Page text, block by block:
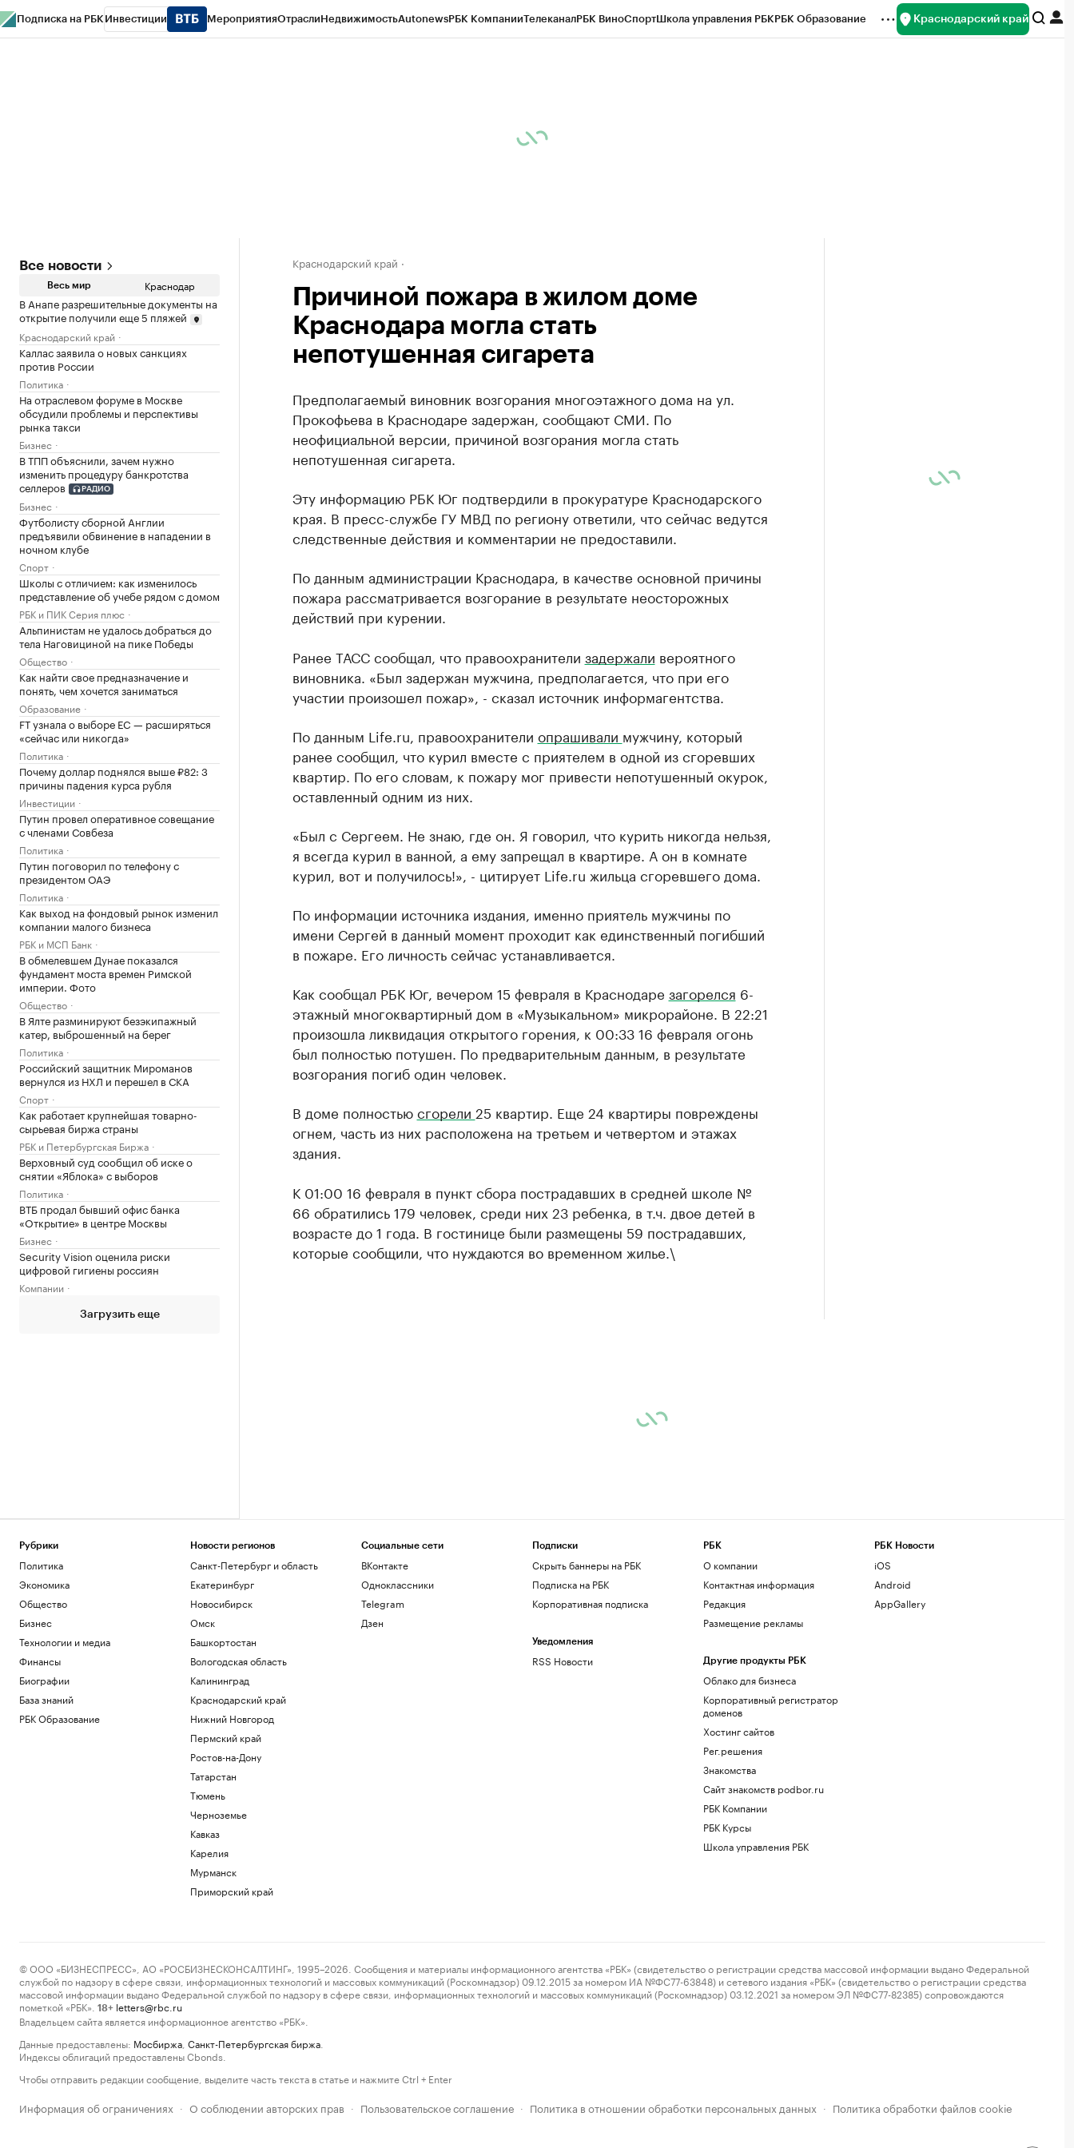
Подписка на РБК Инвестиции МероприятияОтраслиНедвижимостьAutonewsРБК КомпанииТелеканалРБК ВиноСпортШкола управления РБКРБК Образование Краснодарский край
Все новости
Весь мир Краснодар
В Анапе разрешительные документы на
открытие получили еще 5 пляжей
Краснодарский край
Каллас заявила о новых санкциях
против России
Политика
На отраслевом форуме в Москве
обсудили проблемы и перспективы
рынка такси
Бизнес
В ТПП объяснили, зачем нужно
изменить процедуру банкротства
селлеров
РАДИО
Бизнес
Футболисту сборной Англии
предъявили обвинение в нападении в
ночном клубе
Спорт
Школы с отличием: как изменилось
представление об учебе рядом с домом
РБК и ПИК Серия плюс
Альпинистам не удалось добраться до
тела Наговициной на пике Победы
Общество
Как найти свое предназначение и
понять, чем хочется заниматься
Образование
FT узнала о выборе ЕС — расширяться
«сейчас или никогда»
Политика
Почему доллар поднялся выше ₽82: 3
причины падения курса рубля
Инвестиции
Путин провел оперативное совещание
с членами Совбеза
Политика
Путин поговорил по телефону с
президентом ОАЭ
Политика
Как выход на фондовый рынок изменил
компании малого бизнеса
РБК и МСП Банк
В обмелевшем Дунае показался
фундамент моста времен Римской
империи. Фото
Общество
В Ялте разминируют безэкипажный
катер, выброшенный на берег
Политика
Российский защитник Мироманов
вернулся из НХЛ и перешел в СКА
Спорт
Как работает крупнейшая товарно-
сырьевая биржа страны
РБК и Петербургская Биржа
Верховный суд сообщил об иске о
снятии «Яблока» с выборов
Политика
ВТБ продал бывший офис банка
«Открытие» в центре Москвы
Бизнес
Security Vision оценила риски
цифровой гигиены россиян
Компании
Загрузить еще
Краснодарский край
Причиной пожара в жилом доме
Краснодара могла стать
непотушенная сигарета
Предполагаемый виновник возгорания многоэтажного дома на ул.
Прокофьева в Краснодаре задержан, сообщают СМИ. По
неофициальной версии, причиной возгорания могла стать
непотушенная сигарета.
Эту информацию РБК Юг подтвердили в прокуратуре Краснодарского
края. В пресс-службе ГУ МВД по региону ответили, что сейчас ведутся
следственные действия и комментарии не предоставили.
По данным администрации Краснодара, в качестве основной причины
пожара рассматривается возгорание в результате неосторожных
действий при курении.
Ранее ТАСС сообщал, что правоохранители задержали вероятного
виновника. «Был задержан мужчина, предполагается, что при его
участии произошел пожар», - сказал источник информагентства.
По данным Life.ru, правоохранители опрашивали мужчину, который
ранее сообщил, что курил вместе с приятелем в одной из сгоревших
квартир. По его словам, к пожару мог привести непотушенный окурок,
оставленный одним из них.
«Был с Сергеем. Не знаю, где он. Я говорил, что курить никогда нельзя,
я всегда курил в ванной, а ему запрещал в квартире. А он в комнате
курил, вот и получилось!», - цитирует Life.ru жильца сгоревшего дома.
По информации источника издания, именно приятель мужчины по
имени Сергей в данный момент проходит как единственный погибший
в пожаре. Его личность сейчас устанавливается.
Как сообщал РБК Юг, вечером 15 февраля в Краснодаре загорелся 6-
этажный многоквартирный дом в «Музыкальном» микрорайоне. В 22:21
произошла ликвидация открытого горения, к 00:33 16 февраля огонь
был полностью потушен. По предварительным данным, в результате
возгорания погиб один человек.
В доме полностьюсгорели 25 квартир. Еще 24 квартиры повреждены
огнем, часть из них расположена на третьем и четвертом и этажах
здания.
К 01:00 16 февраля в пункт сбора пострадавших в средней школе №
66 обратились 179 человек, среди них 23 ребенка, в т.ч. двое детей в
возрасте до 1 года. В гостинице были размещены 59 пострадавших,
которые сообщили, что нуждаются во временном жилье.\
Рубрики
Политика
Экономика
Общество
Бизнес
Технологии и медиа
Финансы
Биографии
База знаний
РБК Образование
Новости регионов
Санкт-Петербург и область
Екатеринбург
Новосибирск
Омск
Башкортостан
Вологодская область
Калининград
Краснодарский край
Нижний Новгород
Пермский край
Ростов-на-Дону
Татарстан
Тюмень
Черноземье
Кавказ
Карелия
Мурманск
Приморский край
Социальные сети
ВКонтакте
Одноклассники
Telegram
Дзен
Подписки
Скрыть баннеры на РБК
Подписка на РБК
Корпоративная подписка
Уведомления
RSS Новости
РБК
О компании
Контактная информация
Редакция
Размещение рекламы
Другие продукты РБК
Облако для бизнеса
Корпоративный регистратор
доменов
Хостинг сайтов
Рег.решения
Знакомства
Сайт знакомств podbor.ru
РБК Компании
РБК Курсы
Школа управления РБК
РБК Новости
iOS
Android
AppGallery
© ООО «БИЗНЕСПРЕСС», АО «РОСБИЗНЕСКОНСАЛТИНГ», 1995–2026. Сообщения и материалы информационного агентства «РБК» (свидетельство о регистрации средства массовой информации выдано Федеральной
службой по надзору в сфере связи, информационных технологий и массовых коммуникаций (Роскомнадзор) 09.12.2015 за номером ИА №ФС77-63848) и сетевого издания «РБК» (свидетельство о регистрации средства
массовой информации выдано Федеральной службой по надзору в сфере связи, информационных технологий и массовых коммуникаций (Роскомнадзор) 03.12.2021 за номером ЭЛ №ФС77-82385) сопровождаются
пометкой «РБК».
18+ letters@rbc.ru
Владельцем сайта является информационное агентство «РБК».
Данные предоставлены: Мосбиржа Санкт-Петербургская биржа
Индексы облигаций предоставлены Cbonds.
Чтобы отправить редакции сообщение, выделите часть текста в статье и нажмите Ctrl + Enter
Информация об ограничениях · О соблюдении авторских прав · Пользовательское соглашение · Политика в отношении обработки персональных данных · Политика обработки файлов cookie